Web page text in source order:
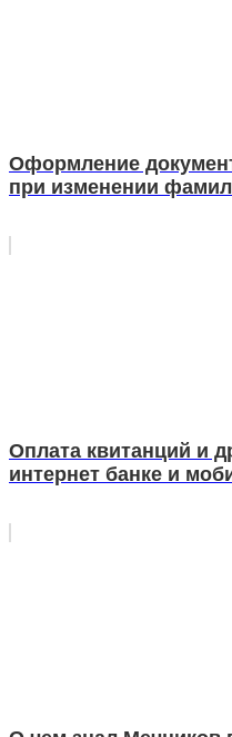
Оформление
при изменении
Оплата квитанций и
интернет банке и